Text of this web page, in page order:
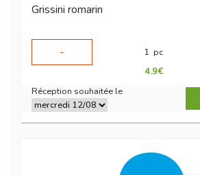
Grissini romarin
-
1 pc
4.9€
Réception souhaitée le